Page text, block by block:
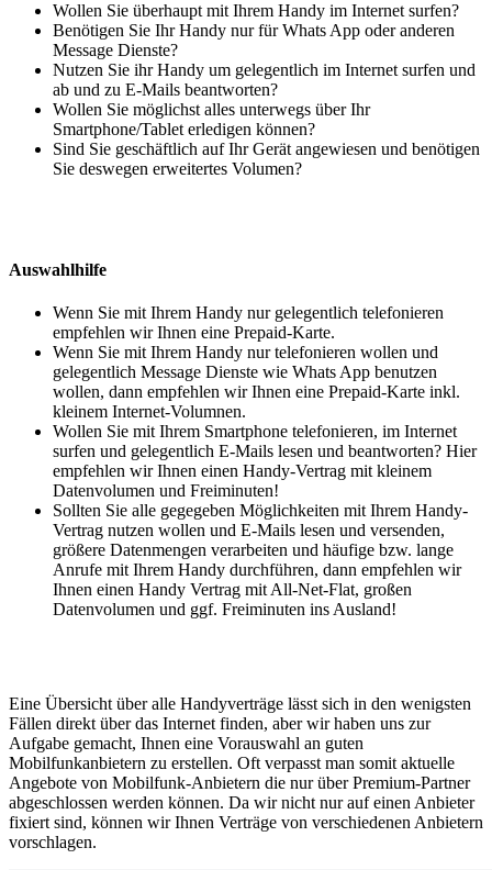
Wollen Sie überhaupt mit Ihrem Handy im Internet surfen?
Benötigen Sie Ihr Handy nur für Whats App oder anderen
Message Dienste?
Nutzen Sie ihr Handy um gelegentlich im Internet surfen und
ab und zu E-Mails beantworten?
Wollen Sie möglichst alles unterwegs über Ihr
Smartphone/Tablet erledigen können?
Sind Sie geschäftlich auf Ihr Gerät angewiesen und benötigen
Sie deswegen erweitertes Volumen?
Auswahlhilfe
Wenn Sie mit Ihrem Handy nur gelegentlich telefonieren
empfehlen wir Ihnen eine Prepaid-Karte.
Wenn Sie mit Ihrem Handy nur telefonieren wollen und
gelegentlich Message Dienste wie Whats App benutzen
wollen, dann empfehlen wir Ihnen eine Prepaid-Karte inkl.
kleinem Internet-Volumnen.
Wollen Sie mit Ihrem Smartphone telefonieren, im Internet
surfen und gelegentlich E-Mails lesen und beantworten? Hier
empfehlen wir Ihnen einen Handy-Vertrag mit kleinem
Datenvolumen und Freiminuten!
Sollten Sie alle gegegeben Möglichkeiten mit Ihrem Handy-
Vertrag nutzen wollen und E-Mails lesen und versenden,
größere Datenmengen verarbeiten und häufige bzw. lange
Anrufe mit Ihrem Handy durchführen, dann empfehlen wir
Ihnen einen Handy Vertrag mit All-Net-Flat, großen
Datenvolumen und ggf. Freiminuten ins Ausland!
Eine Übersicht über alle Handyverträge lässt sich in den wenigsten
Fällen direkt über das Internet finden, aber wir haben uns zur
Aufgabe gemacht, Ihnen eine Vorauswahl an guten
Mobilfunkanbietern zu erstellen. Oft verpasst man somit aktuelle
Angebote von Mobilfunk-Anbietern die nur über Premium-Partner
abgeschlossen werden können. Da wir nicht nur auf einen Anbieter
fixiert sind, können wir Ihnen Verträge von verschiedenen Anbietern
vorschlagen.